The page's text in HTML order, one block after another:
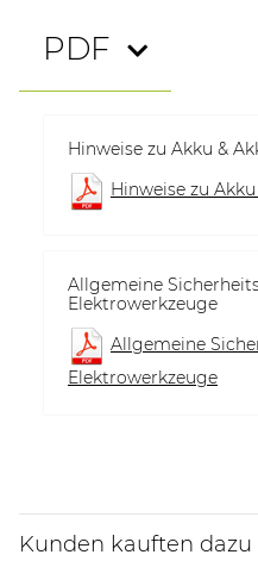
PDF
Hinweise zu Akku &
Hinweise zu
Allgemeine
Elektrowerkzeuge
Allgemeine
Elektrowerkzeuge
Kunden kauften